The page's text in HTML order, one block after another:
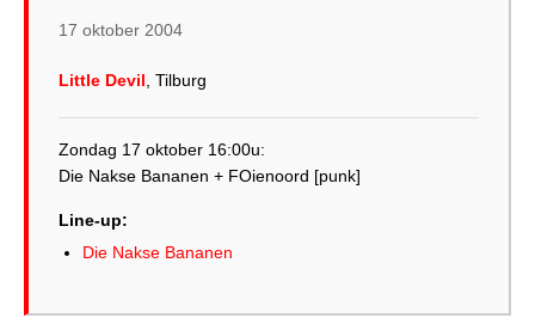
17 oktober 2004
Little Devil , Tilburg
Zondag 17 oktober 16:00u:
Line-up:
Die Nakse Bananen